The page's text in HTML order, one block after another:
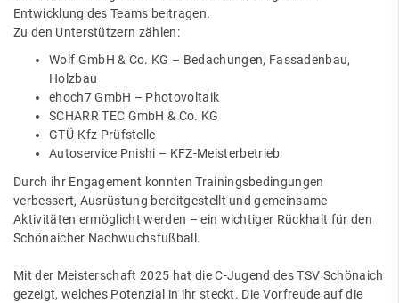
Entwicklung des Teams beitragen.
Zu den Unterstützern zählen:
Wolf GmbH & Co. KG – Bedachungen, Fassadenbau,
Holzbau
ehoch7 GmbH – Photovoltaik
SCHARR TEC GmbH & Co. KG
GTÜ-Kfz Prüfstelle
Autoservice Pnishi – KFZ-Meisterbetrieb
Durch ihr Engagement konnten Trainingsbedingungen
verbessert, Ausrüstung bereitgestellt und gemeinsame
Aktivitäten ermöglicht werden – ein wichtiger Rückhalt für den
Schönaicher Nachwuchsfußball.
Mit der Meisterschaft 2025 hat die C-Jugend des TSV Schönaich
gezeigt, welches Potenzial in ihr steckt. Die Vorfreude auf die